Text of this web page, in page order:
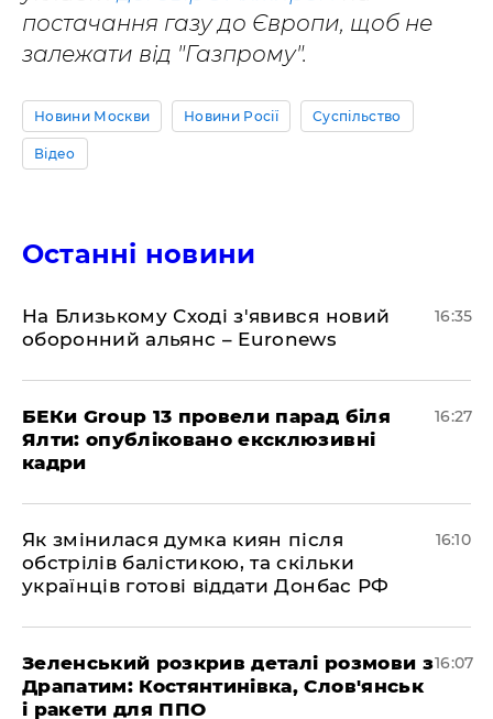
постачання газу до Європи, щоб не
залежати від "Газпрому".
Новини Москви Новини Росії Суспільство
Відео
Останні новини
На Близькому Сході з'явився новий
оборонний альянс – Euronews
16:35
БЕКи Group 13 провели парад біля
Ялти: опубліковано ексклюзивні
кадри
16:27
Як змінилася думка киян після
обстрілів балістикою, та скільки
українців готові віддати Донбас РФ
16:10
Зеленський розкрив деталі розмови з
Драпатим: Костянтинівка, Слов'янськ
і ракети для ППО
16:07